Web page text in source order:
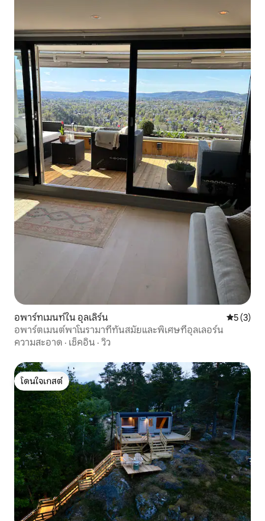
อพาร์ทเมนท์ใน อุลเลิร์น คะแนนเฉ
5 (3)
อพาร์ตเมนต์พาโนรามาที่ทันสมัยและพิเศษที่อุลเลอร์น
ความสะอาด · เช็คอิน · วิว
โดนใจเกสต์
โดนใจเกสต์